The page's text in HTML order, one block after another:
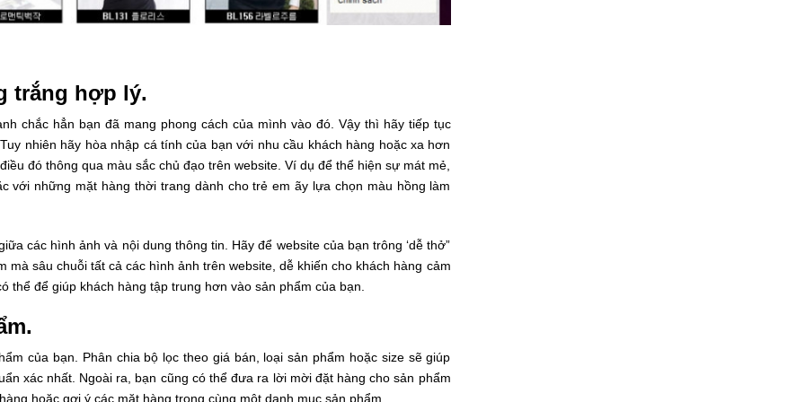
trắng hợp lý.
chắc hẳn bạn đã mang phong cách của mình vào đó. Vậy thì hãy tiếp tục
nhiên hãy hòa nhập cá tính của bạn với nhu cầu khách hàng hoặc xa hơn
đó thông qua màu sắc chủ đạo trên website. Ví dụ để thể hiện sự mát mẻ,
với những mặt hàng thời trang dành cho trẻ em ãy lựa chọn màu hồng làm
các hình ảnh và nội dung thông tin. Hãy để website của bạn trông ‘dễ thở”
sâu chuỗi tất cả các hình ảnh trên website, dễ khiến cho khách hàng cảm
thể để giúp khách hàng tập trung hơn vào sản phẩm của bạn.
của bạn. Phân chia bộ lọc theo giá bán, loại sản phẩm hoặc size sẽ giúp
xác nhất. Ngoài ra, bạn cũng có thể đưa ra lời mời đặt hàng cho sản phẩm
hoặc gợi ý các mặt hàng trong cùng một danh mục sản phẩm.